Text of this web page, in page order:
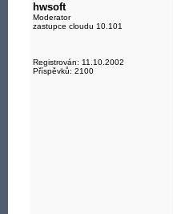
hwsoft
Moderator
zastupce cloudu 10.101
Registrován: 11.10.2002
Příspěvků: 2100